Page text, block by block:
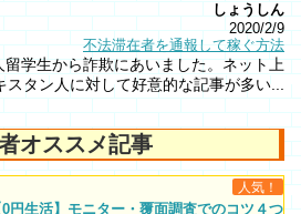
しょうしん
2020/2/9
不法滞在者を通報して稼ぐ方法
学生から詐欺にあいました。ネット上
スタン人に対して好意的な記事が多い...
オススメ記事
人気！
0円生活】モニター・覆面調査でのコツ４つ